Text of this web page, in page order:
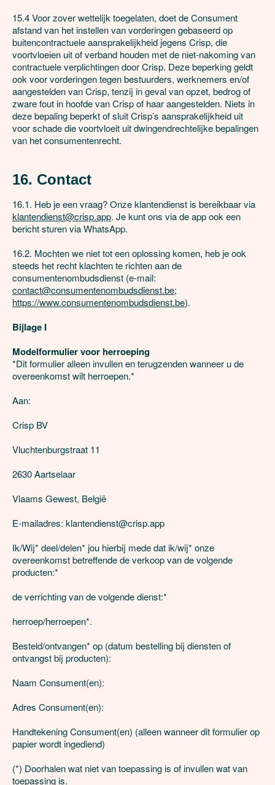
15.4 Voor zover wettelijk toegelaten, doet de Consument
afstand van het instellen van vorderingen gebaseerd op
buitencontractuele aansprakelijkheid jegens Crisp, die
voortvloeien uit of verband houden met de niet-nakoming van
contractuele verplichtingen door Crisp. Deze beperking geldt
ook voor vorderingen tegen bestuurders, werknemers en/of
aangestelden van Crisp, tenzij in geval van opzet, bedrog of
zware fout in hoofde van Crisp of haar aangestelden. Niets in
deze bepaling beperkt of sluit Crisp’s aansprakelijkheid uit
voor schade die voortvloeit uit dwingendrechtelijke bepalingen
van het consumentenrecht.
16. Contact
klantendienst@crisp.app. Je kunt ons via de app ook een
bericht sturen via WhatsApp.
16.2. Mochten we niet tot een oplossing komen, heb je ook
steeds het recht klachten te richten aan de
contact@consumentenombudsdienst.be
https://www.consumentenombudsdienst.be).
Bijlage I
Modelformulier voor herroeping
*Dit formulier alleen invullen en terugzenden wanneer u de
overeenkomst wilt herroepen.*
Aan:
Crisp BV
Vluchtenburgstraat 11
2630 Aartselaar
Vlaams Gewest, België
E-mailadres: klantendienst@crisp.app
Ik/Wij* deel/delen* jou hierbij mede dat ik/wij* onze
overeenkomst betreffende de verkoop van de volgende
producten:*
de verrichting van de volgende dienst:*
herroep/herroepen*.
Besteld/ontvangen* op (datum bestelling bij diensten of
ontvangst bij producten):
Naam Consument(en):
Adres Consument(en):
Handtekening Consument(en) (alleen wanneer dit formulier op
papier wordt ingediend)
(*) Doorhalen wat niet van toepassing is of invullen wat van
toepassing is.